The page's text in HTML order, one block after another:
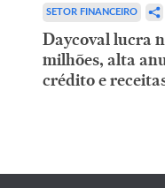
SETOR FINANCEIRO
Daycoval lucra
milhões, alta
crédito e